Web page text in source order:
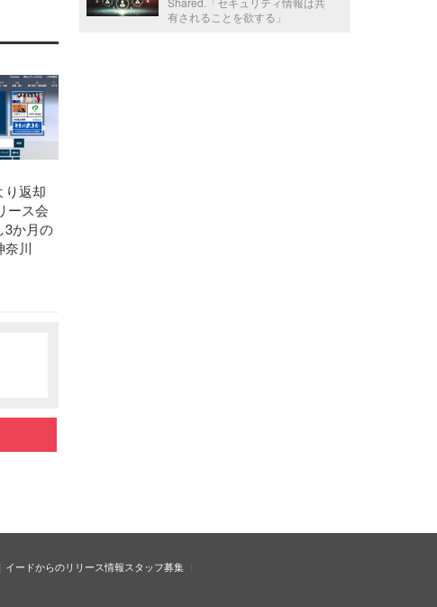
り返却
ース会
3か月の
奈川
有されることを欲する」
イードからのリリース情報スタッフ募集